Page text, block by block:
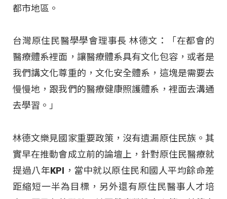
都市地區。
台灣原住民醫學學會理事長 林德文：「在都會的
醫療體系裡面，讓醫療體系具有文化包容，或者是
我們講文化尊重的，文化安全體系，這塊是需要去
慢慢地，跟我們的醫療健康照護體系，裡面去溝通
去學習。」
林德文樂見國家重要政策，沒有遺漏原住民族。其
實早在推動會成立前的論壇上，針對原住民醫療就
提過八年KPI，當中就以原住民和國人平均餘命差
距縮短一半為目標，另外還有原住民醫事人才培